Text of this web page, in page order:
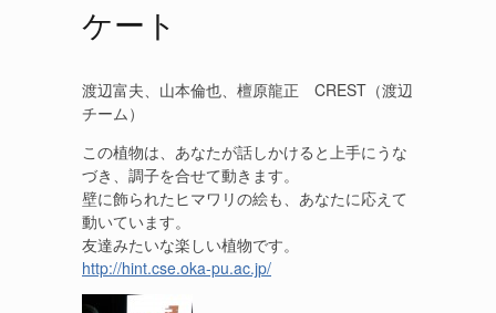
ケート
渡辺富夫、山本倫也、檀原龍正 CREST（渡辺
チーム）
この植物は、あなたが話しかけると上手にうな
づき、調子を合せて動きます。
壁に飾られたヒマワリの絵も、あなたに応えて
動いています。
友達みたいな楽しい植物です。
http://hint.cse.oka-pu.ac.jp/